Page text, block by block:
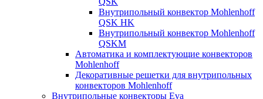
Внутрипольный конвектор Mohlenhoff
QSK HK
Внутрипольный конвектор Mohlenhoff
QSKM
Автоматика и комплектующие конвекторов
Mohlenhoff
Декоративные решетки для внутрипольных
конвекторов Mohlenhoff
Внутрипольные конвекторы Eva